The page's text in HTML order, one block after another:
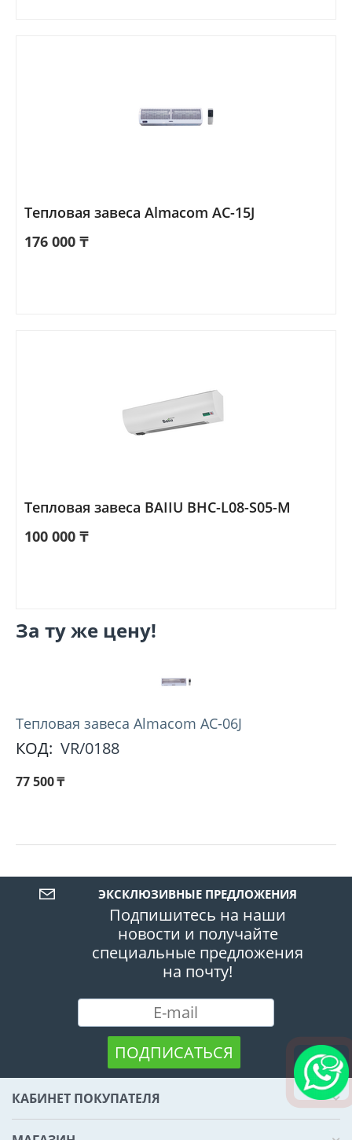
Тепловая завеса Almacom AC-15J
176 000 ₸
Тепловая завеса BAIIU BHC-L08-S05-М
100 000 ₸
За ту же цену!
Тепловая завеса Almacom AC-06J
КОД: VR/0188
77 500₸
ЭКСКЛЮЗИВНЫЕ ПРЕДЛОЖЕНИЯ
Подпишитесь на наши
новости и получайте
специальные предложения
на почту!
ПОДПИСАТЬСЯ
КАБИНЕТ ПОКУПАТЕЛЯ